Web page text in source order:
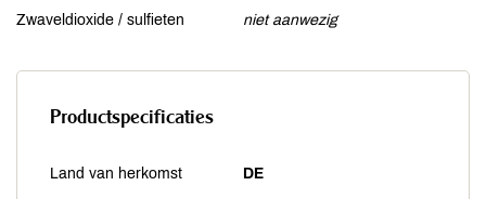
Zwaveldioxide / sulfieten
niet aanwezig
Productspecificaties
Land van herkomst DE